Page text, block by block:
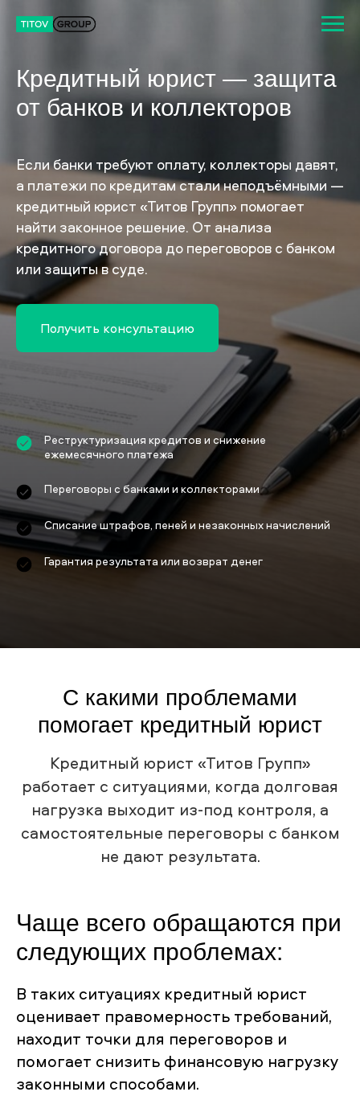
Кредитный юрист — защита
от банков и коллекторов
Если банки требуют оплату, коллекторы давят,
а платежи по кредитам стали неподъёмными —
кредитный юрист «Титов Групп» помогает
найти законное решение. От анализа
кредитного договора до переговоров с банком
или защиты в суде.
Получить консультацию
Реструктуризация кредитов и снижение
ежемесячного платежа
Переговоры с банками и коллекторами
Списание штрафов, пеней и незаконных начислений
Гарантия результата или возврат денег
С какими проблемами
помогает кредитный юрист
Кредитный юрист «Титов Групп»
работает с ситуациями, когда долговая
нагрузка выходит из-под контроля, а
самостоятельные переговоры с банком
не дают результата.
Чаще всего обращаются при
следующих проблемах:
В таких ситуациях кредитный юрист
оценивает правомерность требований,
находит точки для переговоров и
помогает снизить финансовую нагрузку
законными способами.